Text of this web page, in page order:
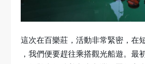
這次在百樂莊，活動非常緊密，在
，我們便要趕往乘搭觀光船遊。最